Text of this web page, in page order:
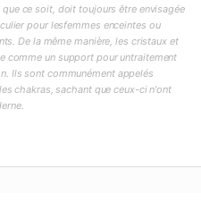
ce soit, doit toujours être envisagée
pour lesfemmes enceintes ou
De la même manière, les cristaux et
comme un support pour untraitement
Ils sont communément appelés
chakras, sachant que ceux-ci n'ont